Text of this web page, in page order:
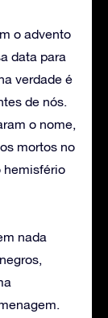
o advento
data para
verdade é
de nós.
o nome,
mortos no
hemisfério
nada